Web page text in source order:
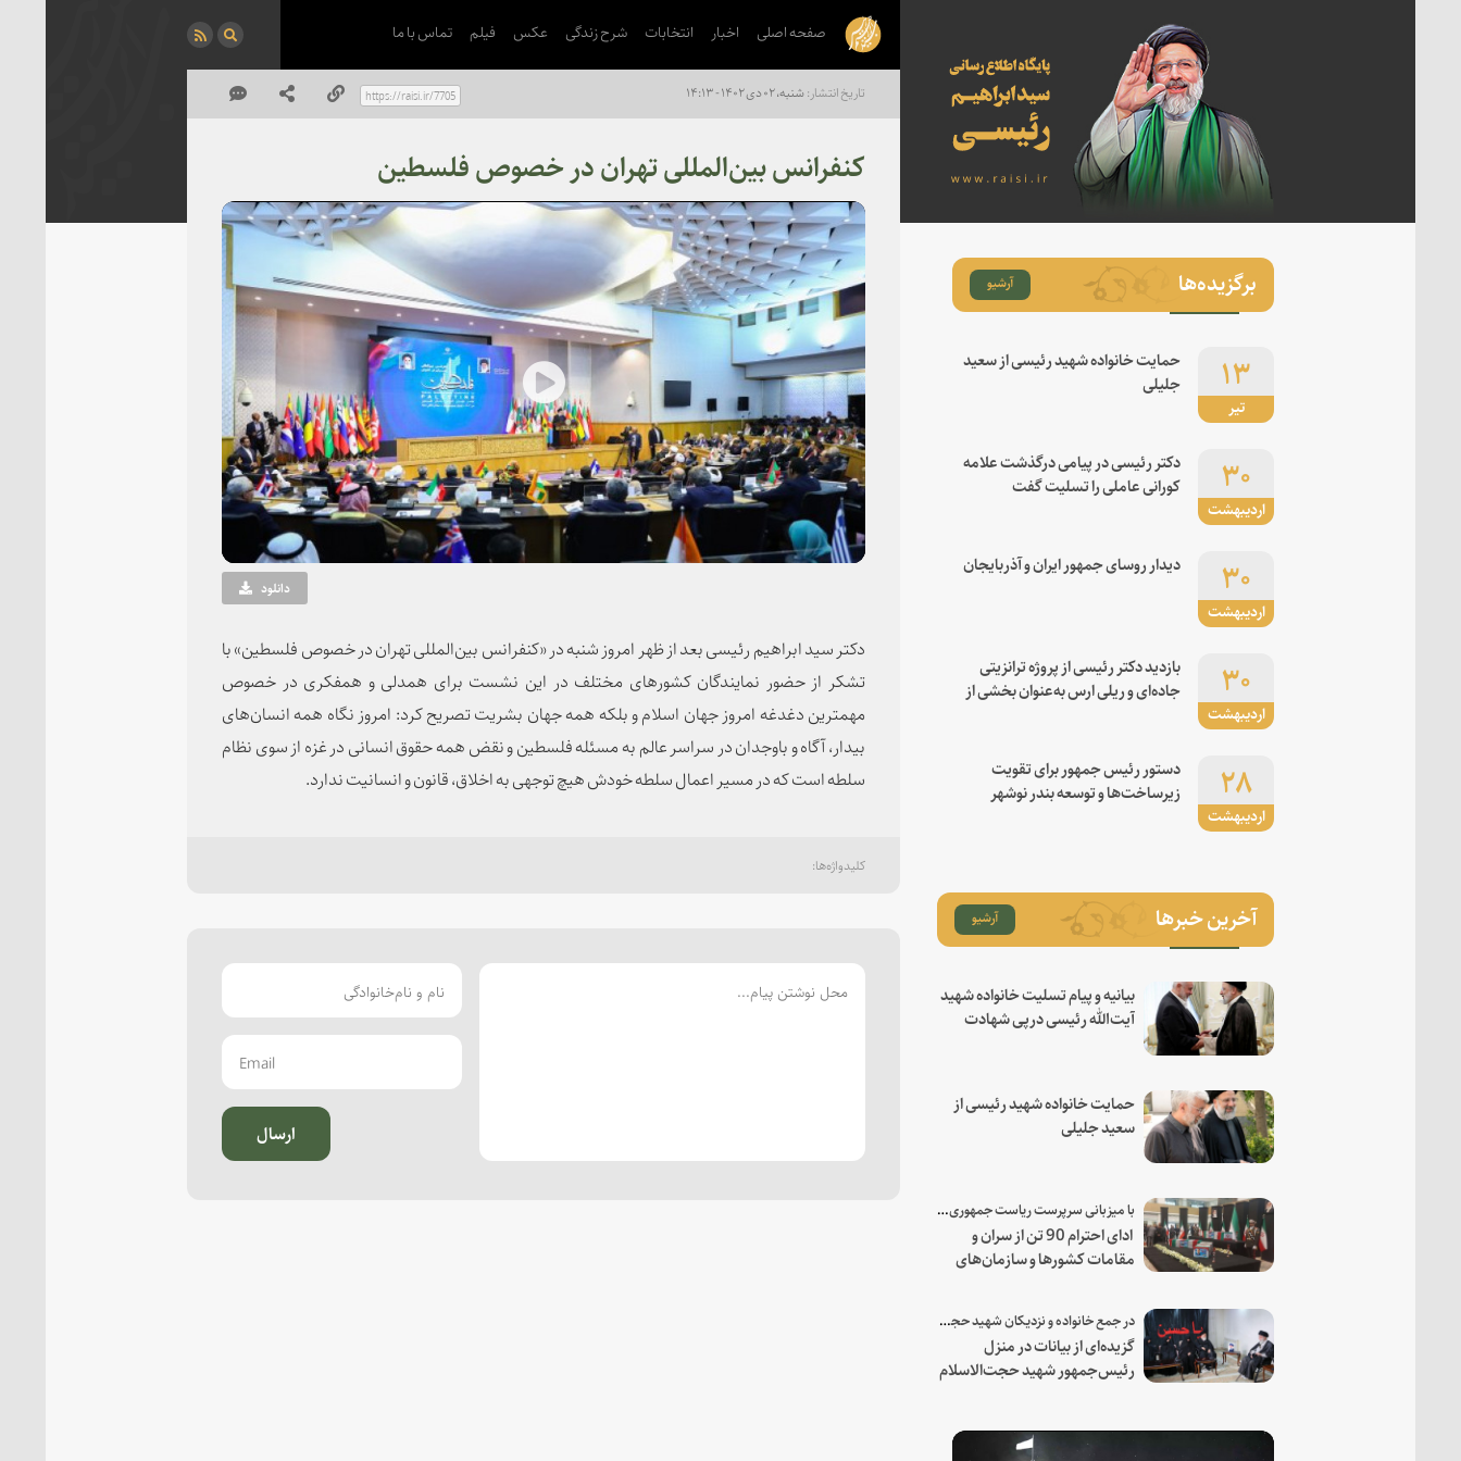
صفحه اصلی اخبار انتخابات شرح زندگی عکس فیلم تماس با ما
شنبه، ۰۲ دی ۱۴۰۲ - ۱۴:۱۳
کنفرانس بین‌المللی تهران در خصوص فلسطین
Play
Video
دانلود
دکتر سید ابراهیم رئیسی بعد از ظهر امروز شنبه در «کنفرانس بین‌المللی تهران در خصوص فلسطین» با
تشکر از حضور نمایندگان کشورهای مختلف در این نشست برای همدلی و همفکری در خصوص
مهمترین دغدغه امروز جهان اسلام و بلکه همه جهان بشریت تصریح کرد: امروز نگاه همه انسان‌های
بیدار، آگاه و باوجدان در سراسر عالم به مسئله فلسطین و نقض همه حقوق انسانی در غزه از سوی نظام
سلطه است که در مسیر اعمال سلطه خودش هیچ توجهی به اخلاق، قانون و انسانیت ندارد.
ارسال
برگزیده‌ها آرشیو
تیر
۱۳
حمایت خانواده شهید رئیسی از سعید
جلیلی
اردیبهشت
۳۰
دکتر رئیسی در پیامی درگذشت علامه
کورانی عاملی را تسلیت گفت
اردیبهشت
۳۰ دیدار روسای جمهور ایران و آذربایجان
اردیبهشت
۳۰
بازدید دکتر رئیسی از پروژه ترانزیتی
جاده‌ای و ریلی ارس به‌عنوان بخشی از
اردیبهشت
۲۸
دستور رئیس جمهور برای تقویت
زیرساخت‌ها و توسعه بندر نوشهر
آخرین خبرها آرشیو
بیانیه و پیام تسلیت خانواده شهید
آیت‌الله رئیسی درپی شهادت
حمایت خانواده شهید رئیسی از
سعید جلیلی
با میزبانی سرپرست ریاست جمهوری صورت گرفت؛
ادای احترام 90 تن از سران و
مقامات کشورها و سازمان‌های
در جمع خانواده و نزدیکان شهید حجت‌الاسلام‌والمسلمین رئیسی:
گزیده‌ای از بیانات در منزل
رئیس‌جمهور شهید حجت‌الاسلام